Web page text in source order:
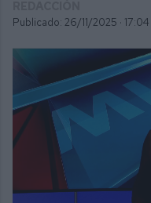
Publicado: 26/11/2025 · 17:04